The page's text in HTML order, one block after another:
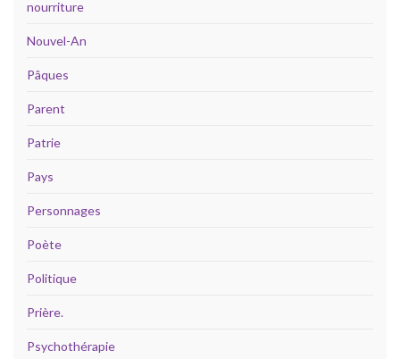
nourriture
Nouvel-An
Pâques
Parent
Patrie
Pays
Personnages
Poète
Politique
Prière.
Psychothérapie